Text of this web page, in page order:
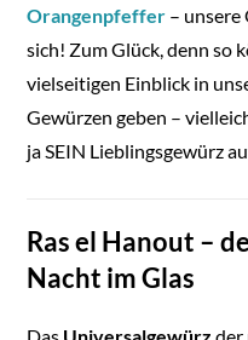
Orangenpfeffer – unsere
sich! Zum Glück, denn so
vielseitigen Einblick in
Gewürzen geben –
ja SEIN Lieblingsgewürz
Ras el Hanout –
Nacht im Glas